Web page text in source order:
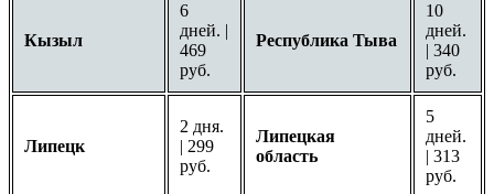
Кызыл
6
дней. |
469
руб.
Республика Тыва
10
дней.
| 340
руб.
Липецк
2 дня.
| 299
руб.
Липецкая
область
5
дней.
| 313
руб.